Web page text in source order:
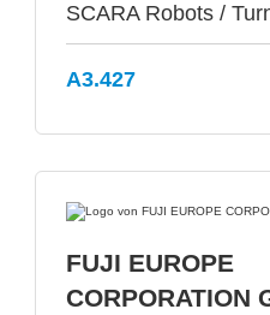
SCARA Robots /
A3.427
FUJI EUROPE
CORPORATION